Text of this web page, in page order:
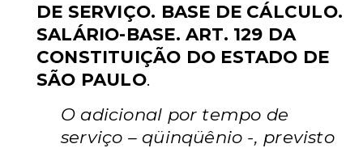
DE SERVIÇO. BASE DE CÁLCULO.
SALÁRIO-BASE. ART. 129 DA
CONSTITUIÇÃO DO ESTADO DE
SÃO PAULO.
O adicional por tempo de
serviço – qüinqüênio -, previsto